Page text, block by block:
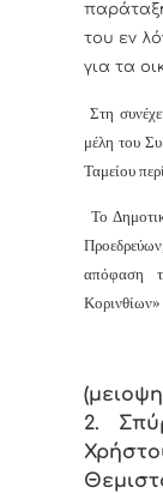
του εν
για τα
Στη
μέλη του
Ταμείου
Το
απόφαση
Κορινθίων»
2.